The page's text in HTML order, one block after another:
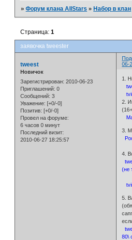
»Форум клана AllStars » Набор в клан
заявочка tweester
Страница:1
06-
tweest
Новичок
Зарегистрирован: 2010-06-23
Приглашений: 0
Сообщений: 3
Уважение: [+0/-0]
Позитив: [+0/-0]
Провел на форуме:
6 часов 0 минут
Последний визит:
2010-06-27 18:25:57
1.
2.
3.
4.
(не
5.
80\